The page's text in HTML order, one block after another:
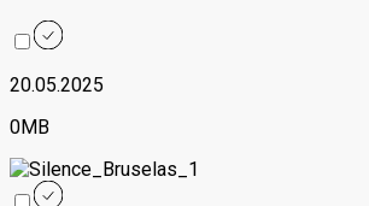
20.05.2025
0MB